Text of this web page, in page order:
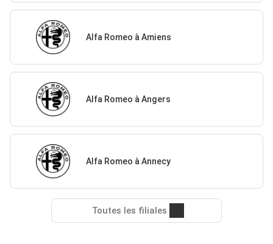
Alfa Romeo à Amiens
Alfa Romeo à Angers
Alfa Romeo à Annecy
Toutes les filiales